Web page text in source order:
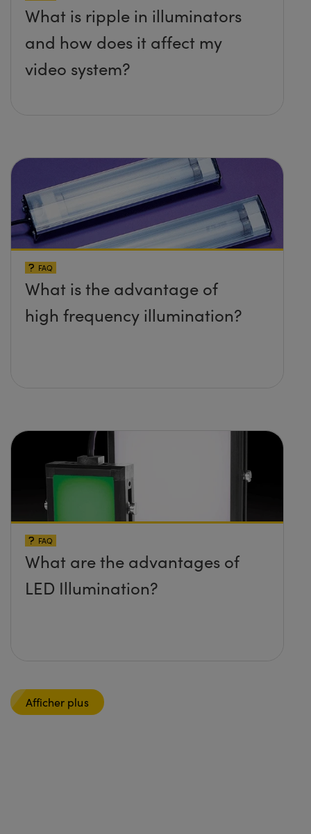
What is ripple in illuminators
and how does it affect my
video system?
FAQ
What is the advantage of
high frequency illumination?
FAQ
What are the advantages of
LED Illumination?
Afficher plus